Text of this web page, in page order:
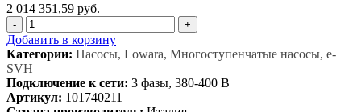
2 014 351,59 руб.
- +
Добавить в корзину
Категории: Насосы, Lowara, Многоступенчатые насосы, e-
SVH
Подключение к сети: 3 фазы, 380-400 В
Артикул: 101740211